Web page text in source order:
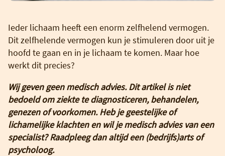
Ieder lichaam heeft een enorm zelfhelend vermogen.
Dit zelfhelende vermogen kun je stimuleren door uit je
hoofd te gaan en in je lichaam te komen. Maar hoe
werkt dit precies?
Wij geven geen medisch advies. Dit artikel is niet
bedoeld om ziekte te diagnosticeren, behandelen,
genezen of voorkomen. Heb je geestelijke of
lichamelijke klachten en wil je medisch advies van een
specialist? Raadpleeg dan altijd een (bedrijfs)arts of
psycholoog.